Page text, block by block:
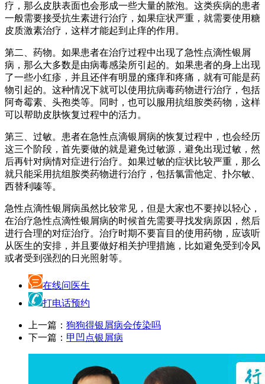
疗，那么皮肤表面也会形成一些大量的脓泡。这类疾病的患者
一般需要接受抗生素进行治疗，如果症状严重，就需要使用糖
皮质激素治疗，这样才能起到止痒的作用。
第二、药物。如果患者在治疗过程中出现了急性点滴性银屑
病，那么大多数是由病毒感染所引起的。如果患者的身上出现
了一些小红疹，并且还伴有明显的瘙痒和疼痛，就有可能是药
物引起的。这种情况下就可以使用抗病毒药物进行治疗，包括
阿奇霉素、头孢类等。同时，也可以服用抗组胺类药物，这样
可以帮助皮肤恢复过程中的活力。
第三、过敏。患者在急性点滴银屑病的恢复过程中，也会经历
这三个阶段，首先要做的就是避免过敏源，避免出现过敏，然
后再针对病情对症进行治疗。如果过敏的症状比较严重，那么
就只能采用抗组胺类药物进行治疗，包括氯雷他定、扑尔敏、
西替利嗪等。
急性点滴性银屑病虽然比较常见，但是大家也不要掉以轻心，
在治疗急性点滴性银屑病的时候首先需要寻找发病原因，然后
进行合理的对症治疗。治疗时期不要盲目的使用药物，应该听
从医生的安排，并且要做好相关护理措施，比如避免受到冷风
或者受到强烈的日光照射等。
在线问医生
打电话预约
上一篇： 狗狗得银屑病会传染吗
下一篇： 甲凹点银屑病